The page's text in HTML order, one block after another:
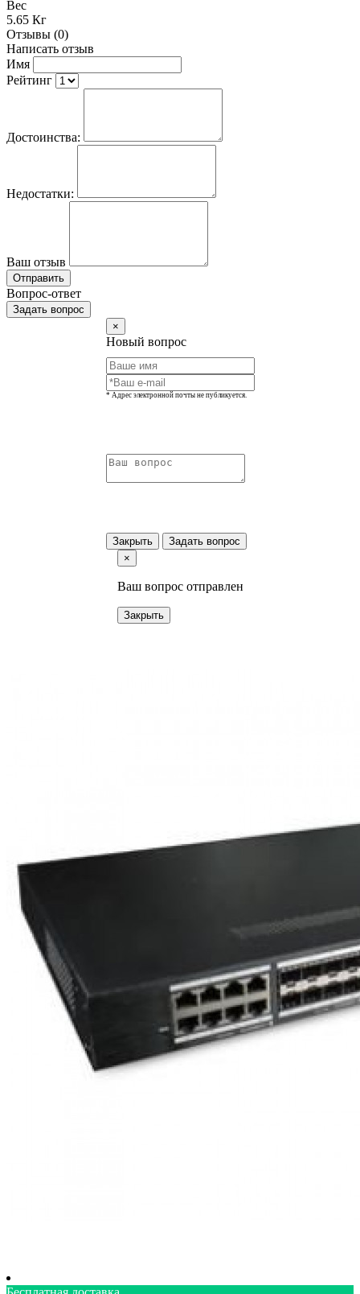
Вес
5.65 Кг
Отзывы (0)
Написать отзыв
Имя
Рейтинг
Достоинства:
Недостатки:
Ваш отзыв
Отправить
Вопрос-ответ
Задать вопрос
×
Новый вопрос
* Адрес электронной почты не публикуется.
Закрыть
Задать вопрос
×
Ваш вопрос отправлен
Закрыть